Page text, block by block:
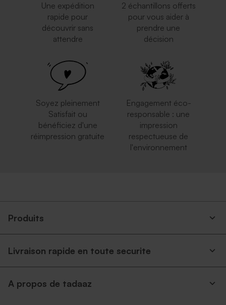
Une expédition
rapide pour
découvrir sans
attendre
2 échantillons offerts
pour vous aider à
prendre une
décision
Soyez pleinement
Satisfait ou
bénéficiez d'une
réimpression gratuite
Engagement éco-
responsable : une
impression
respectueuse de
l'environnement
Produits
Livraison rapide en toute securite
A propos de tadaaz